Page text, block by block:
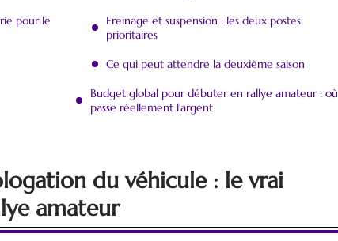
pour le
Freinage et suspension : les deux postes
prioritaires
Ce qui peut attendre la deuxième saison
Budget global pour débuter en rallye amateur : où
passe réellement l’argent
du véhicule : le vrai
amateur